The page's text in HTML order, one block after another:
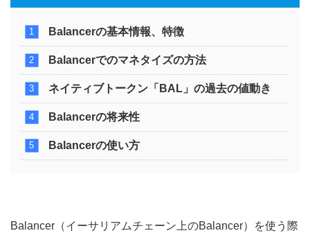
Balancerの基本情報、特徴
Balancerでのマネタイズの方法
ネイティブトークン「BAL」の過去の値動き
Balancerの将来性
Balancerの使い方
Balancer（イーサリアムチェーン上のBalancer）を使う際